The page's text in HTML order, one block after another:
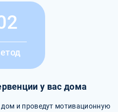
у вас дома
и проведут мотивационную